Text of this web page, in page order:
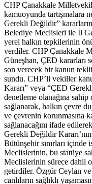
CHP Çanakkale
kamuoyunda tartışmalara
Gerekli Değildir”
Belediye Meclisleri ile İl
yerel halkın tepkilerinin
verdiler. CHP Çanakkale
Güneşhan, ÇED kararları
son verecek bir kanun
sundu. CHP’li vekiller
Kararı” veya “ÇED
denetleme olanağına
sağlanarak, halkın çevre
ve çevrenin korunmasına
sağlanacağını ifade
Gerekli Değildir
Bütünşehir sınırları
Meclislerinin, bu statüye
Meclislerinin sürece dahil
getirdiler. Özgür Ceylan
canlıların sağlıklı